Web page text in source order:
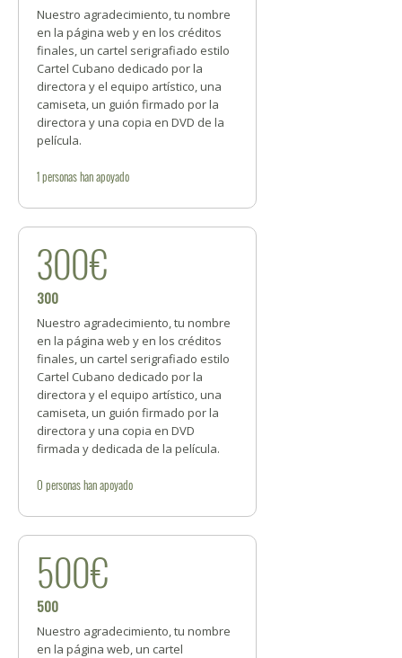
Nuestro agradecimiento, tu nombre
en la página web y en los créditos
finales, un cartel serigrafiado estilo
Cartel Cubano dedicado por la
directora y el equipo artístico, una
camiseta, un guión firmado por la
directora y una copia en DVD de la
película.
1personashan apoyado
300€
300
Nuestro agradecimiento, tu nombre
en la página web y en los créditos
finales, un cartel serigrafiado estilo
Cartel Cubano dedicado por la
directora y el equipo artístico, una
camiseta, un guión firmado por la
directora y una copia en DVD
firmada y dedicada de la película.
0 personashan apoyado
500€
500
Nuestro agradecimiento, tu nombre
en la página web, un cartel